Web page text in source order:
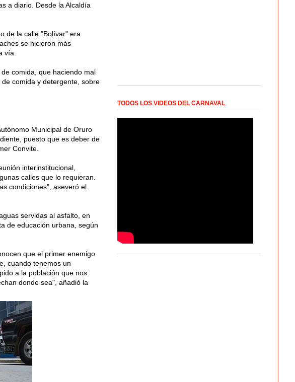
a diario. Desde la Alcaldía
de la calle "Bolívar" era
se hicieron más
vía.
comida, que haciendo mal
comida y detergente, sobre
Municipal de Oruro
puesto que es deber de
Convite.
interinstitucional,
calles que lo requieran.
condiciones", aseveró el
servidas al asfalto, en
de educación urbana, según
que el primer enemigo
cuando tenemos un
a la población que nos
donde sea", añadió la
TODOS LOS VIDEOS DEL CARNAVAL